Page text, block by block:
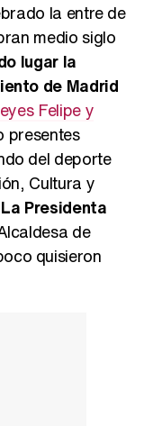
la entre de
medio siglo
lugar la
de Madrid
Felipe y
presentes
del deporte
Cultura y
La Presidenta
de
quisieron